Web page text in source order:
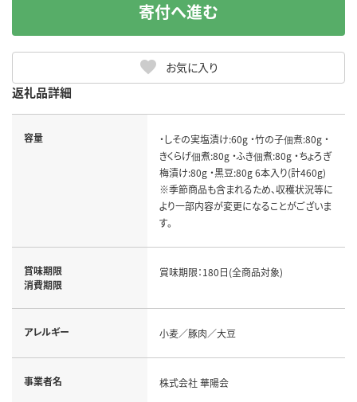
お気に入り
寄付へ進む
返礼品詳細
容量
・しその実塩漬け:60g ・竹の子佃煮:80g ・
きくらげ佃煮:80g ・ふき佃煮:80g ・ちょろぎ
梅漬け:80g ・黒豆:80g 6本入り(計460g)
※季節商品も含まれるため、収穫状況等に
より一部内容が変更になることがございま
す。
賞味期限
消費期限
賞味期限：180日(全商品対象)
アレルギー 小麦／豚肉／大豆
事業者名 株式会社 華陽会